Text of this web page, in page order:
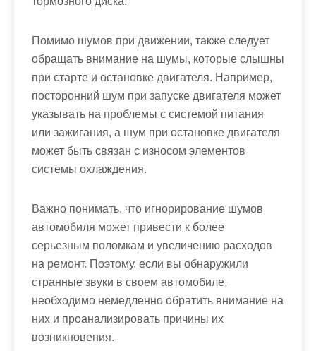
Помимо шумов при движении, также следует
обращать внимание на шумы, которые слышны
при старте и остановке двигателя. Например,
посторонний шум при запуске двигателя может
указывать на проблемы с системой питания
или зажигания, а шум при остановке двигателя
может быть связан с износом элементов
системы охлаждения.
Важно понимать, что игнорирование шумов
автомобиля может привести к более
серьезным поломкам и увеличению расходов
на ремонт. Поэтому, если вы обнаружили
странные звуки в своем автомобиле,
необходимо немедленно обратить внимание на
них и проанализировать причины их
возникновения.